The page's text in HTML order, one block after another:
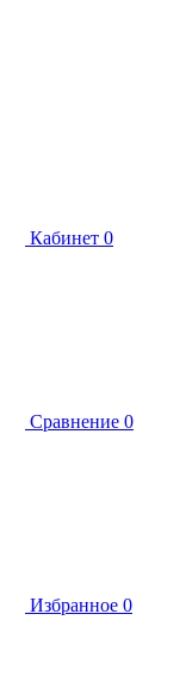
Кабинет 0
Сравнение 0
Избранное 0